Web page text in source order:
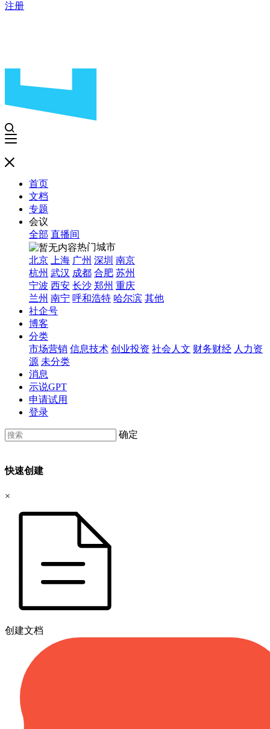
注册
首页
文档
专题
会议
全部 直播间
热门城市
北京
上海 广州 深圳 南京
杭州 武汉 成都 合肥 苏州
宁波 西安 长沙 郑州 重庆
兰州 南宁 呼和浩特 哈尔滨 其他
社企号
博客
分类
市场营销 信息技术 创业投资 社会人文 财务财经 人力资
源 未分类
消息
示说GPT
申请试用
登录
确定
快速创建
×
创建文档